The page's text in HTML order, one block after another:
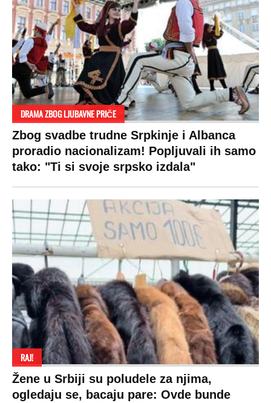
DRAMA ZBOG LJUBAVNE PRIČE
Zbog svadbe trudne Srpkinje i Albanca
proradio nacionalizam! Popljuvali ih samo
tako: "Ti si svoje srpsko izdala"
RAJ!
Žene u Srbiji su poludele za njima,
ogledaju se, bacaju pare: Ovde bunde